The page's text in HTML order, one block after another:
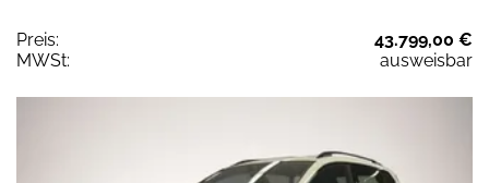
Preis:
43.799,00 €
MWSt:
ausweisbar